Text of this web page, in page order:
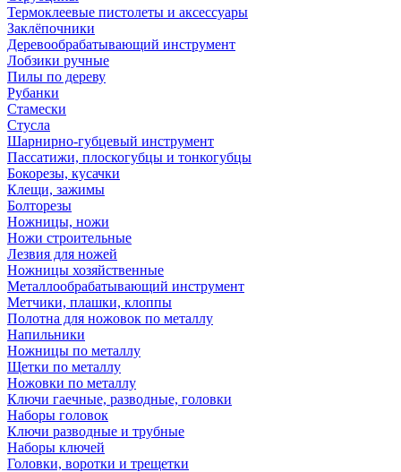
Термоклеевые пистолеты и аксессуары
Заклёпочники
Деревообрабатывающий инструмент
Лобзики ручные
Пилы по дереву
Рубанки
Стамески
Стусла
Шарнирно-губцевый инструмент
Пассатижи, плоскогубцы и тонкогубцы
Бокорезы, кусачки
Клещи, зажимы
Болторезы
Ножницы, ножи
Ножи строительные
Лезвия для ножей
Ножницы хозяйственные
Металлообрабатывающий инструмент
Метчики, плашки, клоппы
Полотна для ножовок по металлу
Напильники
Ножницы по металлу
Щетки по металлу
Ножовки по металлу
Ключи гаечные, разводные, головки
Наборы головок
Ключи разводные и трубные
Наборы ключей
Головки, воротки и трещетки